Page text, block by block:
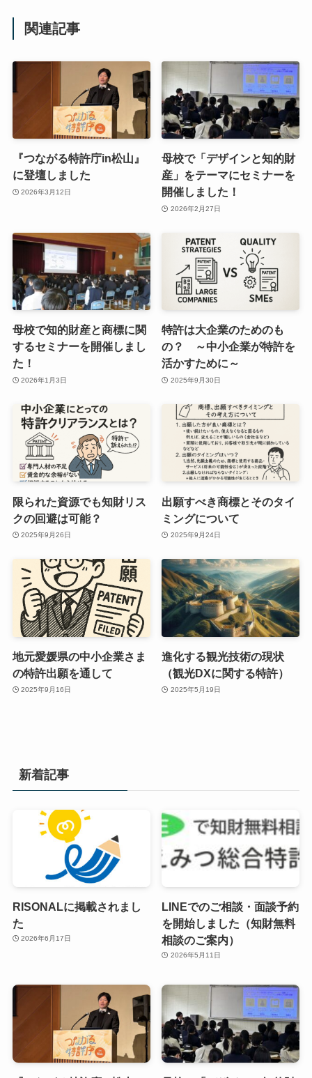
関連記事
『つながる特許庁in松山』
に登壇しました
2026年3月12日
母校で「デザインと知的財
産」をテーマにセミナーを
開催しました！
2026年2月27日
母校で知的財産と商標に関
するセミナーを開催しまし
た！
2026年1月3日
特許は大企業のためのも
の？ ～中小企業が特許を
活かすために～
2025年9月30日
限られた資源でも知財リス
クの回避は可能？
2025年9月26日
出願すべき商標とそのタイ
ミングについて
2025年9月24日
地元愛媛県の中小企業さま
の特許出願を通して
2025年9月16日
進化する観光技術の現状
（観光DXに関する特許）
2025年5月19日
新着記事
RISONALに掲載されまし
た
2026年6月17日
LINEでのご相談・面談予約
を開始しました（知財無料
相談のご案内）
2026年5月11日